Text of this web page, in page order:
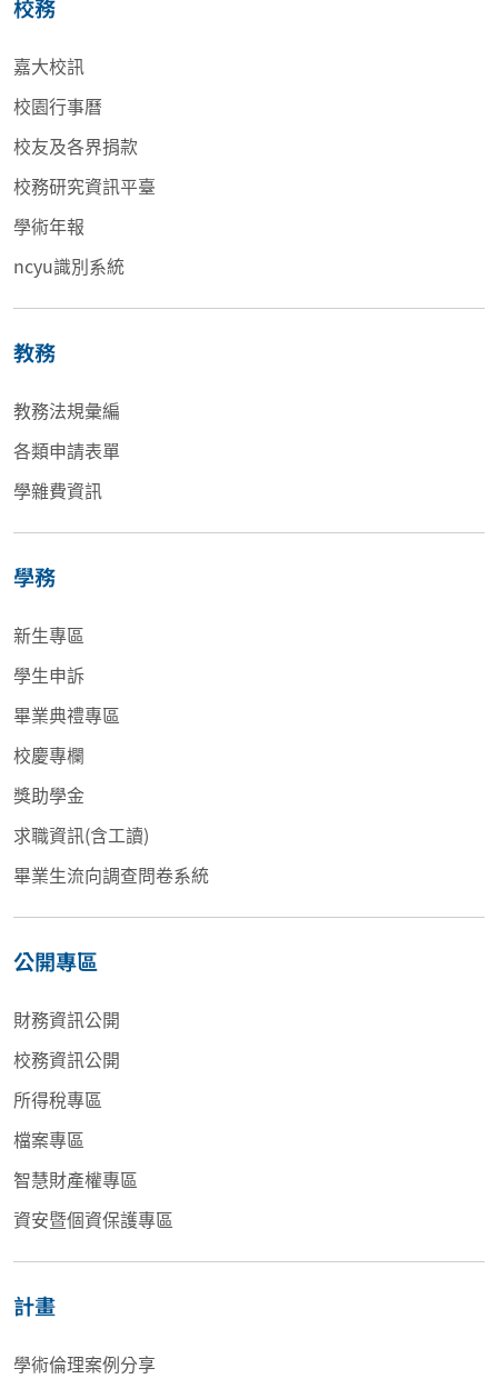
校務
嘉大校訊
校園行事曆
校友及各界捐款
校務研究資訊平臺
學術年報
ncyu識別系統
教務
教務法規彙編
各類申請表單
學雜費資訊
學務
新生專區
學生申訴
畢業典禮專區
校慶專欄
獎助學金
求職資訊(含工讀)
畢業生流向調查問卷系統
公開專區
財務資訊公開
校務資訊公開
所得稅專區
檔案專區
智慧財產權專區
資安暨個資保護專區
計畫
學術倫理案例分享